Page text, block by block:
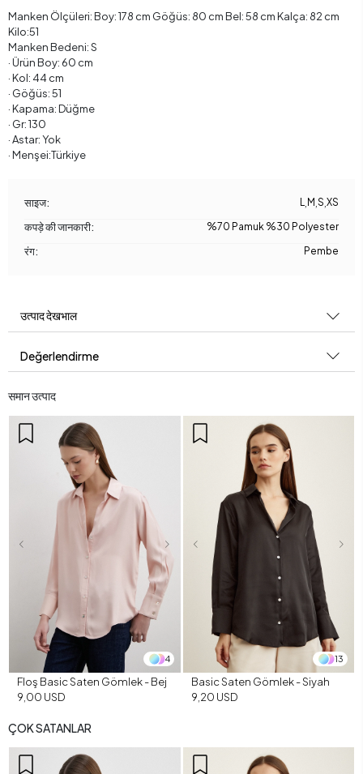
Manken Ölçüleri: Boy: 178 cm Göğüs: 80 cm Bel: 58 cm Kalça: 82 cm
Kilo:51
Manken Bedeni: S
· Ürün Boy: 60 cm
· Kol: 44 cm
· Göğüs: 51
· Kapama: Düğme
· Gr: 130
· Astar: Yok
· Menşei:Türkiye
साइज: L M S XS
कपड़े की जानकारी: %70 Pamuk %30 Polyester
रंग: Pembe
उत्पाद देखभाल
Değerlendirme
समान उत्पाद
4
Floş Basic Saten Gömlek - Bej
9,00 USD
13
Basic Saten Gömlek - Siyah
9,20 USD
ÇOK SATANLAR